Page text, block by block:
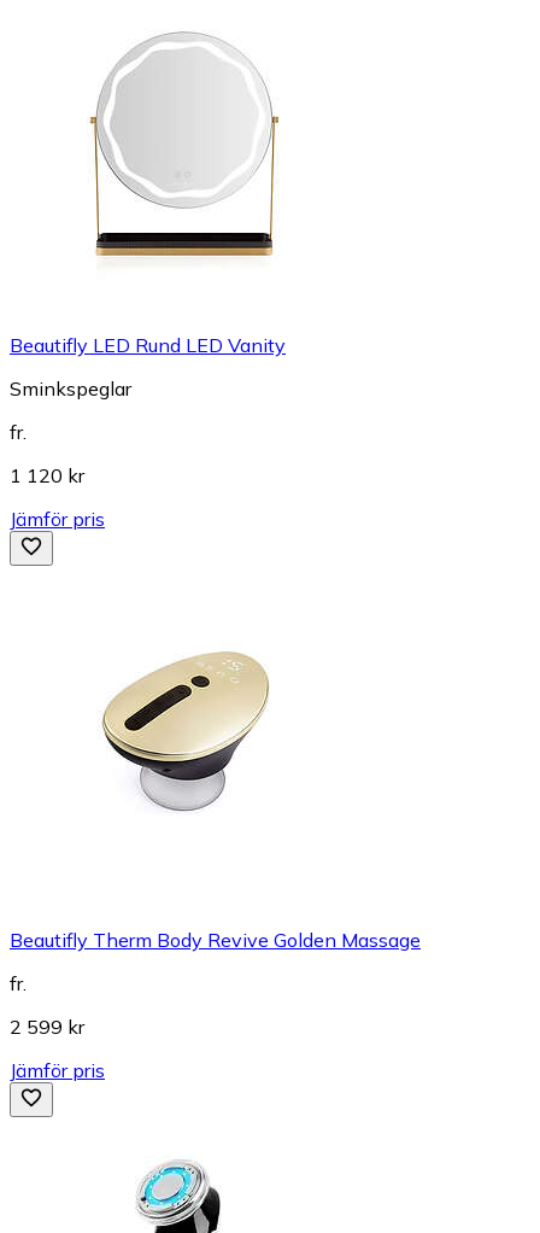
Beautifly LED Rund LED Vanity
Sminkspeglar
fr.
1 120 kr
Jämför pris
Beautifly Therm Body Revive Golden Massage
fr.
2 599 kr
Jämför pris